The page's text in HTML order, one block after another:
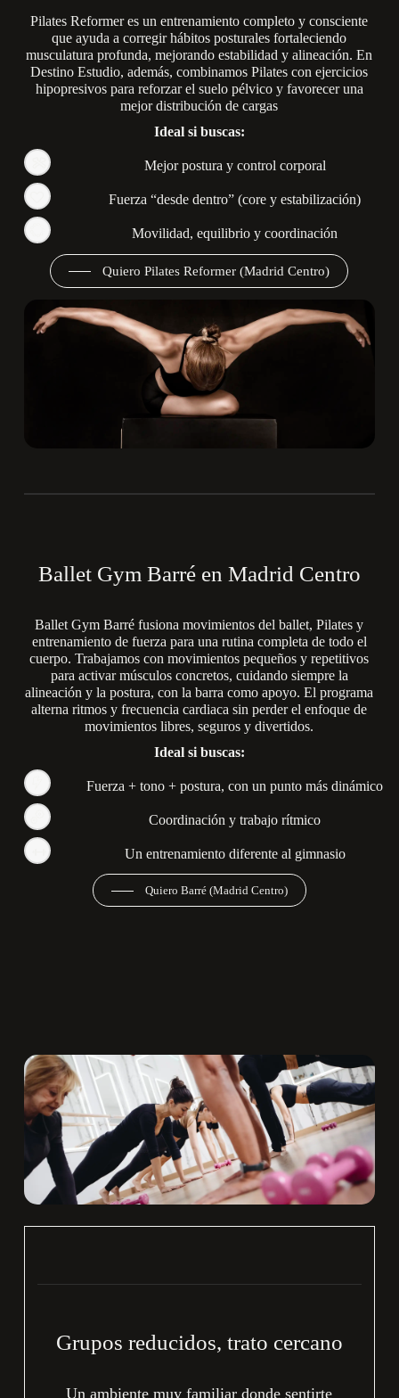
Pilates Reformer es un entrenamiento completo y consciente
que ayuda a corregir hábitos posturales fortaleciendo
musculatura profunda, mejorando estabilidad y alineación. En
Destino Estudio, además, combinamos Pilates con ejercicios
hipopresivos para reforzar el suelo pélvico y favorecer una
mejor distribución de cargas
Ideal si buscas:
Mejor postura y control corporal
Fuerza “desde dentro” (core y estabilización)
Movilidad, equilibrio y coordinación
Quiero Pilates Reformer (Madrid Centro)
Ballet Gym Barré en Madrid Centro
Ballet Gym Barré fusiona movimientos del ballet, Pilates y
entrenamiento de fuerza para una rutina completa de todo el
cuerpo. Trabajamos con movimientos pequeños y repetitivos
para activar músculos concretos, cuidando siempre la
alineación y la postura, con la barra como apoyo. El programa
alterna ritmos y frecuencia cardiaca sin perder el enfoque de
movimientos libres, seguros y divertidos.
Ideal si buscas:
Fuerza + tono + postura, con un punto más dinámico
Coordinación y trabajo rítmico
Un entrenamiento diferente al gimnasio
Quiero Barré (Madrid Centro)
Grupos reducidos, trato cercano
Un ambiente muy familiar donde sentirte